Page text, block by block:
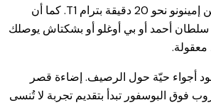
5 دقائق بمترو M2، ومن إمينونو نحو 20 دقيقة بترام T1. كما أن
أحمد أو بي أوغلو أو بشكتاش يوصلك
أجواء حيّة حول الرصيف. إضاءة قصر
فوق البوسفور تبدأ بتقديم تجربة لا تُنسى